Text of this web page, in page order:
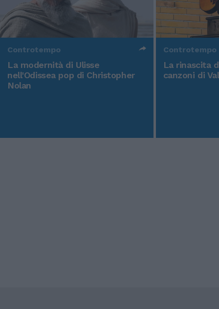
Controtempo
La modernità di Ulisse
nell'Odissea pop di Christopher
Nolan
Controtempo
La rinascita
canzoni di